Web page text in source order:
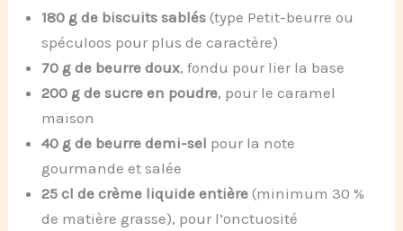
180 g de biscuits sablés (type Petit-beurre ou
spéculoos pour plus de caractère)
70 g de beurre doux, fondu pour lier la base
200 g de sucre en poudre, pour le caramel
maison
40 g de beurre demi-sel pour la note
gourmande et salée
25 cl de crème liquide entière (minimum 30 %
de matière grasse), pour l’onctuosité